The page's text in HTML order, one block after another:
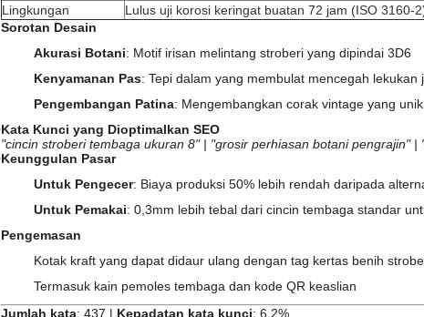
Lingkungan
Lulus uji korosi keringat buatan 72 jam (ISO 3160-
Sorotan Desain
Akurasi Botani‌: Motif irisan melintang stroberi yang dipindai 3D6
Kenyamanan Pas‌: Tepi dalam yang membulat mencegah lekukan
Pengembangan Patina‌: Mengembangkan corak vintage yang
Kata Kunci yang Dioptimalkan SEO
"cincin stroberi tembaga ukuran 8" | "grosir perhiasan botani pengrajin"
Keunggulan Pasar
Untuk Pengecer‌: Biaya produksi 50% lebih rendah daripada
Untuk Pemakai‌: 0,3mm lebih tebal dari cincin tembaga standar
Pengemasan
Kotak kraft yang dapat didaur ulang dengan tag kertas benih
Termasuk kain pemoles tembaga dan kode QR keaslian
Jumlah kata‌: 437 | ‌ Kepadatan kata kunci‌: 6.2%